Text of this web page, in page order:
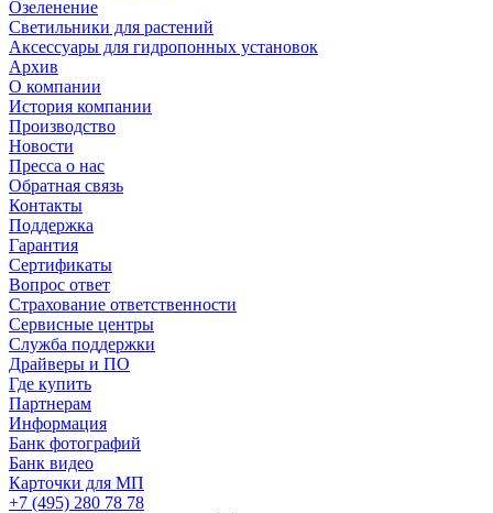
Озеленение
Светильники для растений
Аксессуары для гидропонных установок
Архив
О компании
История компании
Производство
Новости
Пресса о нас
Обратная связь
Контакты
Поддержка
Гарантия
Сертификаты
Вопрос ответ
Страхование ответственности
Сервисные центры
Служба поддержки
Драйверы и ПО
Где купить
Партнерам
Информация
Банк фотографий
Банк видео
Карточки для МП
+7 (495) 280 78 78